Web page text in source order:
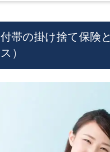
帯の掛け捨て保険
）